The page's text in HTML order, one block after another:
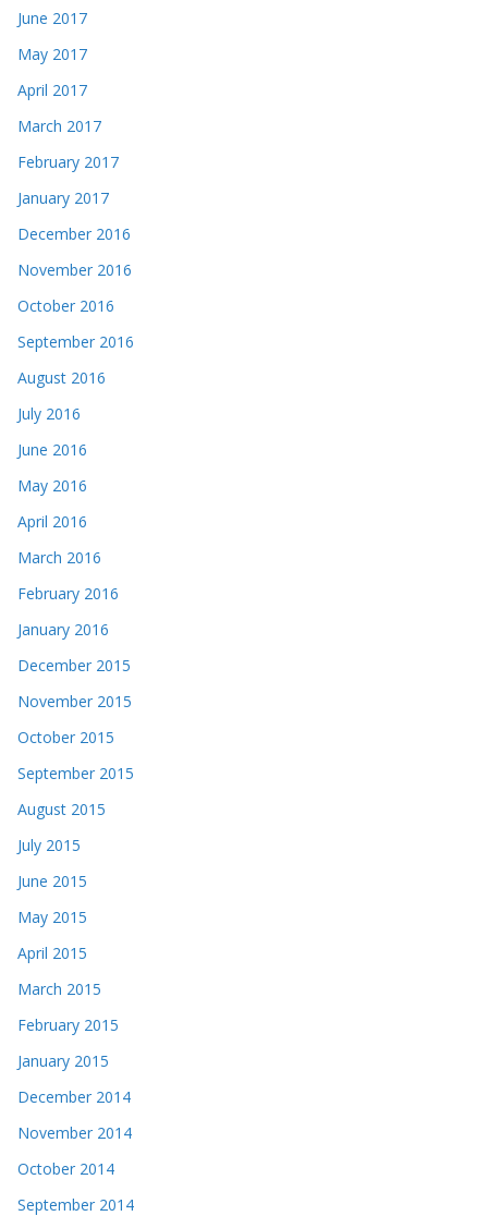
June 2017
May 2017
April 2017
March 2017
February 2017
January 2017
December 2016
November 2016
October 2016
September 2016
August 2016
July 2016
June 2016
May 2016
April 2016
March 2016
February 2016
January 2016
December 2015
November 2015
October 2015
September 2015
August 2015
July 2015
June 2015
May 2015
April 2015
March 2015
February 2015
January 2015
December 2014
November 2014
October 2014
September 2014